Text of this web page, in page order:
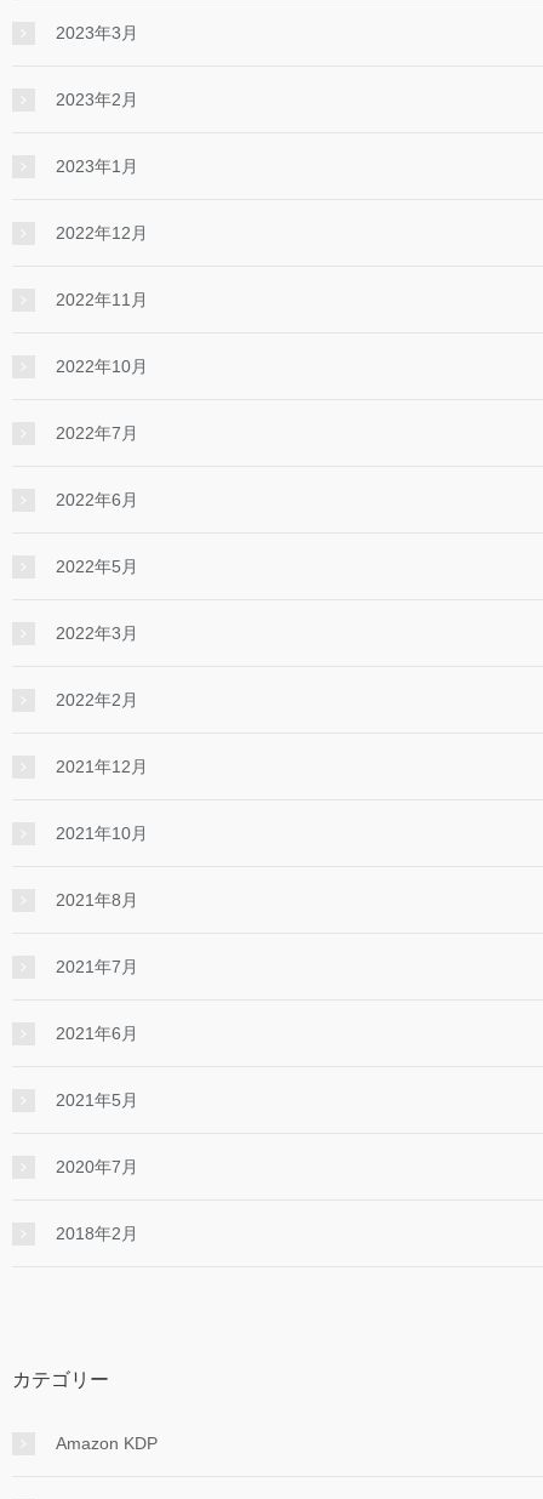
2023年3月
2023年2月
2023年1月
2022年12月
2022年11月
2022年10月
2022年7月
2022年6月
2022年5月
2022年3月
2022年2月
2021年12月
2021年10月
2021年8月
2021年7月
2021年6月
2021年5月
2020年7月
2018年2月
カテゴリー
Amazon KDP